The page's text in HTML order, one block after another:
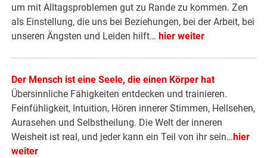
um mit Alltagsproblemen gut zu Rande zu kommen. Zen
als Einstellung, die uns bei Beziehungen, bei der Arbeit, bei
unseren Ängsten und Leiden hilft… hier weiter
Der Mensch ist eine Seele, die einen Körper hat
Übersinnliche Fähigkeiten entdecken und trainieren.
Feinfühligkeit, Intuition, Hören innerer Stimmen, Hellsehen,
Aurasehen und Selbstheilung. Die Welt der inneren
Weisheit ist real, und jeder kann ein Teil von ihr sein… hier
weiter